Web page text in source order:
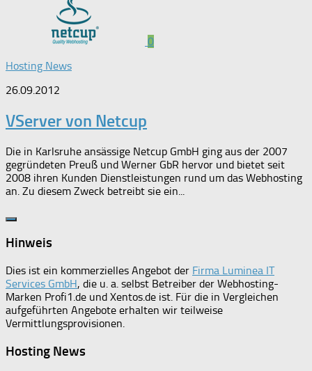
0
Hosting News
26.09.2012
VServer von Netcup
Die in Karlsruhe ansässige Netcup GmbH ging aus der 2007
gegründeten Preuß und Werner GbR hervor und bietet seit
2008 ihren Kunden Dienstleistungen rund um das Webhosting
an. Zu diesem Zweck betreibt sie ein...
Hinweis
Dies ist ein kommerzielles Angebot der Firma Luminea IT
Services GmbH, die u. a. selbst Betreiber der Webhosting-
Marken Profi1.de und Xentos.de ist. Für die in Vergleichen
aufgeführten Angebote erhalten wir teilweise
Vermittlungsprovisionen.
Hosting News